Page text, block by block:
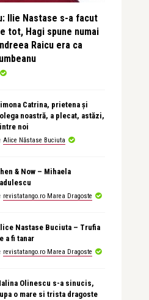
Ilie Nastase s-a facut
tot, Hagi spune numai
Raicu era ca
Catrina, prietena și
noastră, a plecat, astăzi,
noi
Alice Năstase Buciuta
& Now – Mihaela
revistatango.ro Marea Dragoste
Nastase Buciuta – Trufia
a fi tanar
revistatango.ro Marea Dragoste
Olinescu s-a sinucis,
o mare si trista dragoste